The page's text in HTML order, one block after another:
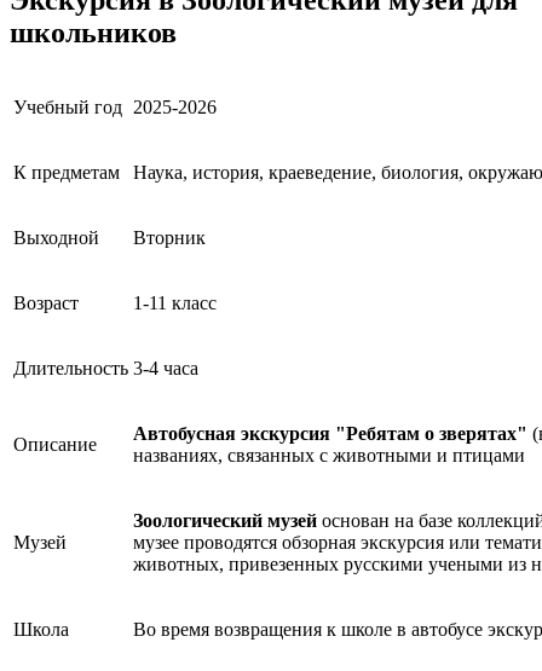
школьников
Учебный год 2025-2026
К предметам Наука, история, краеведение, биология,
Выходной Вторник
Возраст 1-11 класс
Длительность 3-4 часа
Описание
Автобусная экскурсия "Ребятам о зверятах"
названиях, связанных с животными и птицами
Музей
Зоологический музей основан на базе
музее проводятся обзорная экскурсия или
животных, привезенных русскими учеными из
Школа Во время возвращения к школе в автобусе